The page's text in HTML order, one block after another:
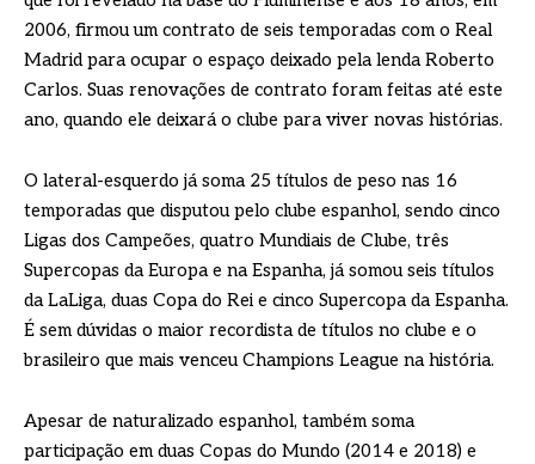
2006, firmou um contrato de seis temporadas com o Real
Madrid para ocupar o espaço deixado pela lenda Roberto
Carlos. Suas renovações de contrato foram feitas até este
ano, quando ele deixará o clube para viver novas histórias.
O lateral-esquerdo já soma 25 títulos de peso nas 16
temporadas que disputou pelo clube espanhol, sendo cinco
Ligas dos Campeões, quatro Mundiais de Clube, três
Supercopas da Europa e na Espanha, já somou seis títulos
da LaLiga, duas Copa do Rei e cinco Supercopa da Espanha.
É sem dúvidas o maior recordista de títulos no clube e o
brasileiro que mais venceu Champions League na história.
Apesar de naturalizado espanhol, também soma
participação em duas Copas do Mundo (2014 e 2018) e